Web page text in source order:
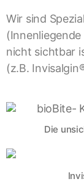
Wir sind
nicht sichtbar
(z.B.
Die